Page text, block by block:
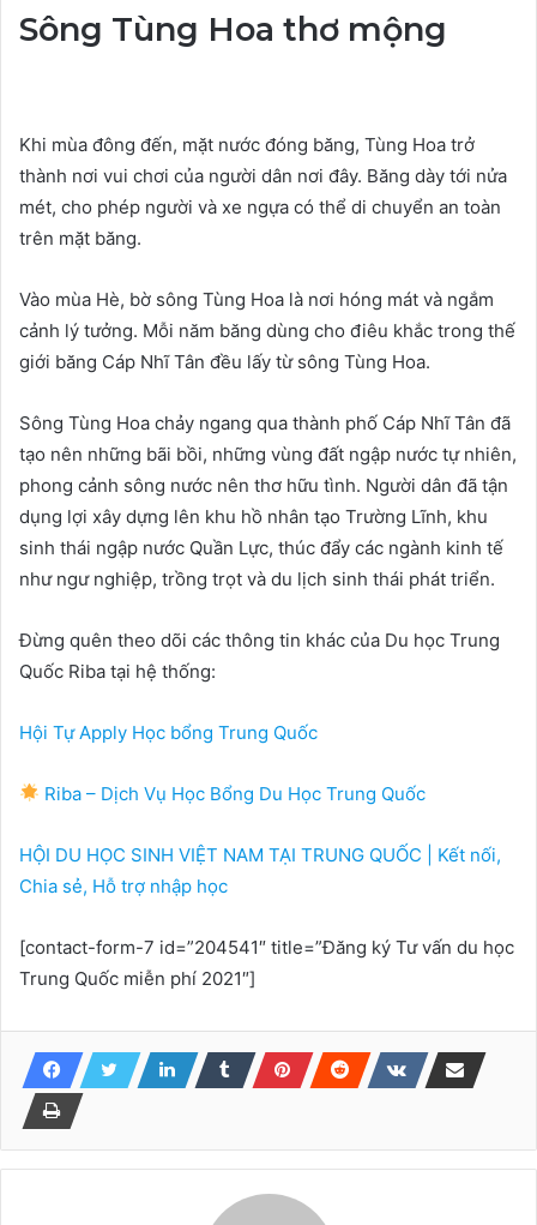
Sông Tùng Hoa thơ mộng
Khi mùa đông đến, mặt nước đóng băng, Tùng Hoa trở
thành nơi vui chơi của người dân nơi đây. Băng dày tới nửa
mét, cho phép người và xe ngựa có thể di chuyển an toàn
trên mặt băng.
Vào mùa Hè, bờ sông Tùng Hoa là nơi hóng mát và ngắm
cảnh lý tưởng. Mỗi năm băng dùng cho điêu khắc trong thế
giới băng Cáp Nhĩ Tân đều lấy từ sông Tùng Hoa.
Sông Tùng Hoa chảy ngang qua thành phố Cáp Nhĩ Tân đã
tạo nên những bãi bồi, những vùng đất ngập nước tự nhiên,
phong cảnh sông nước nên thơ hữu tình. Người dân đã tận
dụng lợi xây dựng lên khu hồ nhân tạo Trường Lĩnh, khu
sinh thái ngập nước Quần Lực, thúc đẩy các ngành kinh tế
như ngư nghiệp, trồng trọt và du lịch sinh thái phát triển.
Đừng quên theo dõi các thông tin khác của Du học Trung
Quốc Riba tại hệ thống:
Hội Tự Apply Học bổng Trung Quốc
Riba – Dịch Vụ Học Bổng Du Học Trung Quốc
HỘI DU HỌC SINH VIỆT NAM TẠI TRUNG QUỐC | Kết nối,
Chia sẻ, Hỗ trợ nhập học
[contact-form-7 id=”204541″ title=”Đăng ký Tư vấn du học
Trung Quốc miễn phí 2021″]